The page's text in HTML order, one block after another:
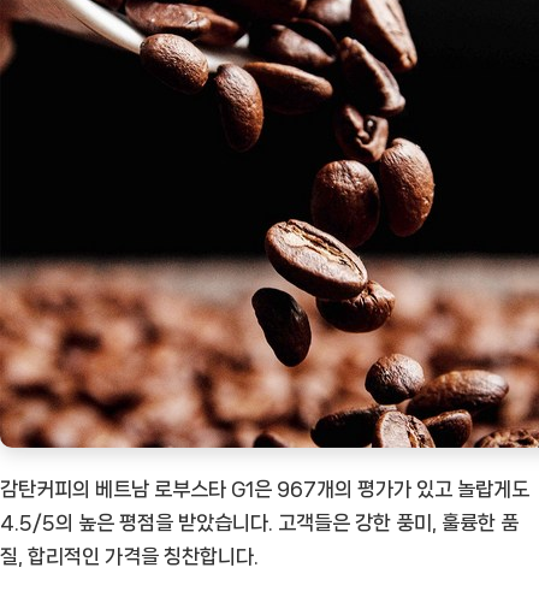
감탄커피의 베트남 로부스타 G1은 967개의 평가가 있고 놀랍게도
4.5/5의 높은 평점을 받았습니다. 고객들은 강한 풍미, 훌륭한 품
질, 합리적인 가격을 칭찬합니다.